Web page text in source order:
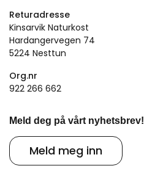
Returadresse
Kinsarvik Naturkost
Hardangervegen 74
5224 Nesttun
Org.nr
922 266 662
Meld deg på vårt nyhetsbrev!
Meld meg inn